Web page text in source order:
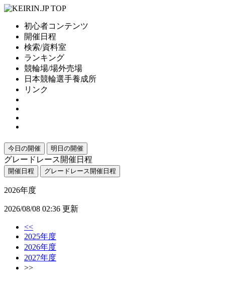
初心者コンテンツ
開催日程
検索/資料室
ランキング
競輪場/場外売場
日本競輪選手養成所
リンク
今日の開催 明日の開催
グレードレース開催日程
開催日程 グレードレース開催日程
2026年度
2026/08/08 02:36 更新
<<
2025年度
2026年度
2027年度
>>